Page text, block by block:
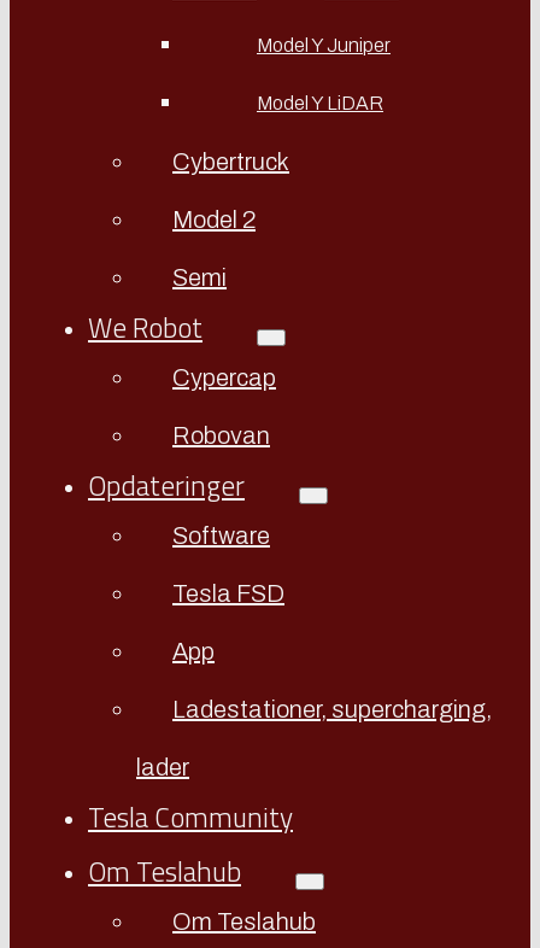
Model Y Juniper
Model Y LiDAR
Cybertruck
Model 2
Semi
We Robot
Cypercap
Robovan
Opdateringer
Software
Tesla FSD
App
Ladestationer, supercharging,
lader
Tesla Community
Om Teslahub
Om Teslahub